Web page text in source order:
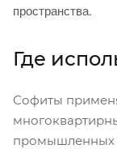
пространства.
Где
Софиты
промышленных